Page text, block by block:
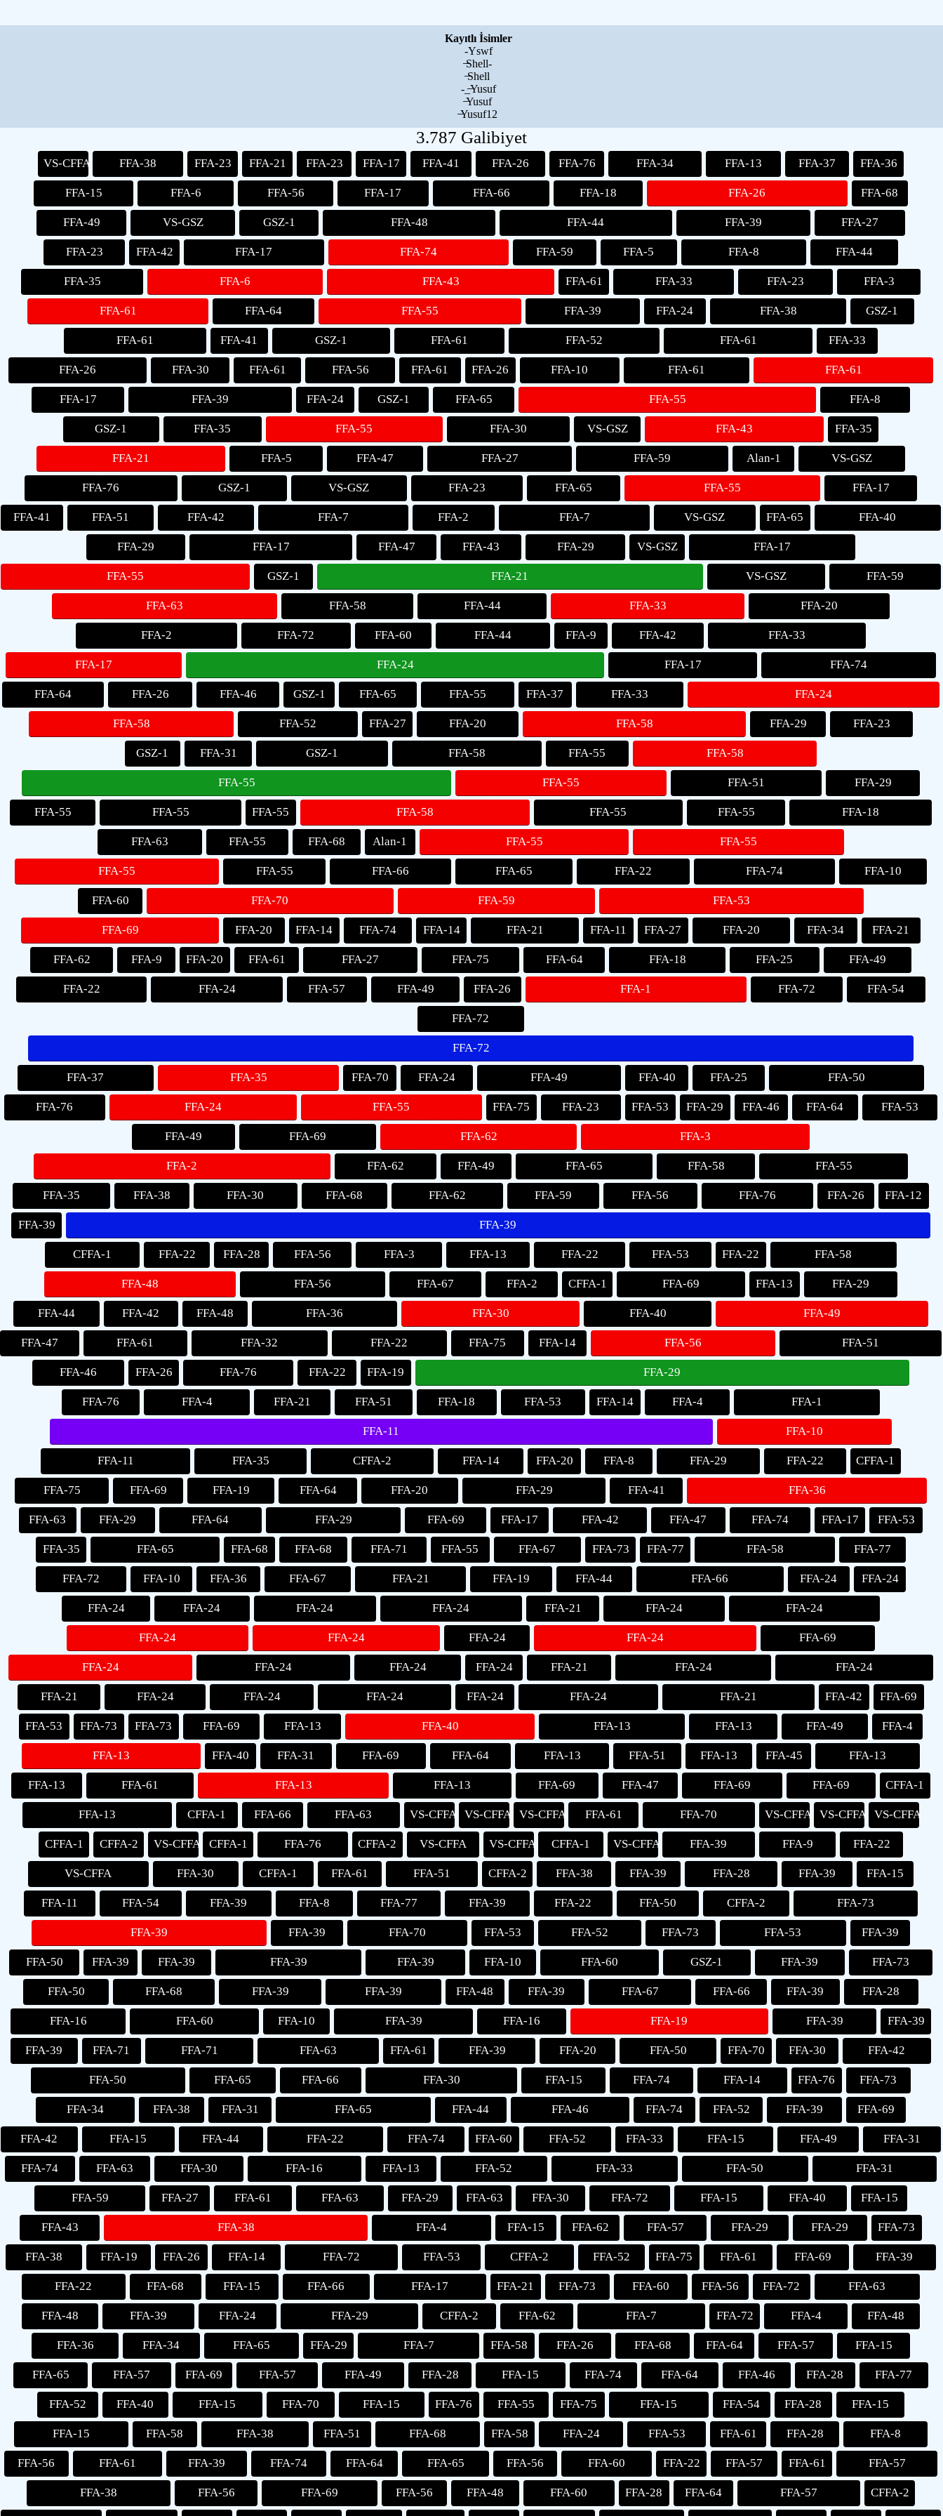
Kayıtlı İsimler
-Yswf
̶Shell-
̶Shell
-_̶Yusuf
̶Yusuf
̶Yusuf12
3.787 Galibiyet
VS-CFFA FFA-38 FFA-23 FFA-21 FFA-23 FFA-17 FFA-41 FFA-26 FFA-76 FFA-34 FFA-13 FFA-37 FFA-36
FFA-15 FFA-6 FFA-56 FFA-17 FFA-66 FFA-18 FFA-26 FFA-68
FFA-49 VS-GSZ GSZ-1 FFA-48 FFA-44 FFA-39 FFA-27
FFA-23 FFA-42 FFA-17 FFA-74 FFA-59 FFA-5 FFA-8 FFA-44
FFA-35 FFA-6 FFA-43 FFA-61 FFA-33 FFA-23 FFA-3
FFA-61 FFA-64 FFA-55 FFA-39 FFA-24 FFA-38 GSZ-1
FFA-61 FFA-41 GSZ-1 FFA-61 FFA-52 FFA-61 FFA-33
FFA-26 FFA-30 FFA-61 FFA-56 FFA-61 FFA-26 FFA-10 FFA-61 FFA-61
FFA-17 FFA-39 FFA-24 GSZ-1 FFA-65 FFA-55 FFA-8
GSZ-1 FFA-35 FFA-55 FFA-30 VS-GSZ FFA-43 FFA-35
FFA-21 FFA-5 FFA-47 FFA-27 FFA-59 Alan-1 VS-GSZ
FFA-76 GSZ-1 VS-GSZ FFA-23 FFA-65 FFA-55 FFA-17
FFA-41 FFA-51 FFA-42 FFA-7 FFA-2 FFA-7 VS-GSZ FFA-65 FFA-40
FFA-29 FFA-17 FFA-47 FFA-43 FFA-29 VS-GSZ FFA-17
FFA-55 GSZ-1 FFA-21 VS-GSZ FFA-59
FFA-63 FFA-58 FFA-44 FFA-33 FFA-20
FFA-2 FFA-72 FFA-60 FFA-44 FFA-9 FFA-42 FFA-33
FFA-17 FFA-24 FFA-17 FFA-74
FFA-64 FFA-26 FFA-46 GSZ-1 FFA-65 FFA-55 FFA-37 FFA-33 FFA-24
FFA-58 FFA-52 FFA-27 FFA-20 FFA-58 FFA-29 FFA-23
GSZ-1 FFA-31 GSZ-1 FFA-58 FFA-55 FFA-58
FFA-55 FFA-55 FFA-51 FFA-29
FFA-55 FFA-55 FFA-55 FFA-58 FFA-55 FFA-55 FFA-18
FFA-63 FFA-55 FFA-68 Alan-1 FFA-55 FFA-55
FFA-55 FFA-55 FFA-66 FFA-65 FFA-22 FFA-74 FFA-10
FFA-60 FFA-70 FFA-59 FFA-53
FFA-69 FFA-20 FFA-14 FFA-74 FFA-14 FFA-21 FFA-11 FFA-27 FFA-20 FFA-34 FFA-21
FFA-62 FFA-9 FFA-20 FFA-61 FFA-27 FFA-75 FFA-64 FFA-18 FFA-25 FFA-49
FFA-22 FFA-24 FFA-57 FFA-49 FFA-26 FFA-1 FFA-72 FFA-54
FFA-72
FFA-72
FFA-37 FFA-35 FFA-70 FFA-24 FFA-49 FFA-40 FFA-25 FFA-50
FFA-76 FFA-24 FFA-55 FFA-75 FFA-23 FFA-53 FFA-29 FFA-46 FFA-64 FFA-53
FFA-49 FFA-69 FFA-62 FFA-3
FFA-2 FFA-62 FFA-49 FFA-65 FFA-58 FFA-55
FFA-35 FFA-38 FFA-30 FFA-68 FFA-62 FFA-59 FFA-56 FFA-76 FFA-26 FFA-12
FFA-39 FFA-39
CFFA-1 FFA-22 FFA-28 FFA-56 FFA-3 FFA-13 FFA-22 FFA-53 FFA-22 FFA-58
FFA-48 FFA-56 FFA-67 FFA-2 CFFA-1 FFA-69 FFA-13 FFA-29
FFA-44 FFA-42 FFA-48 FFA-36 FFA-30 FFA-40 FFA-49
FFA-47 FFA-61 FFA-32 FFA-22 FFA-75 FFA-14 FFA-56 FFA-51
FFA-46 FFA-26 FFA-76 FFA-22 FFA-19 FFA-29
FFA-76 FFA-4 FFA-21 FFA-51 FFA-18 FFA-53 FFA-14 FFA-4 FFA-1
FFA-11 FFA-10
FFA-11 FFA-35 CFFA-2 FFA-14 FFA-20 FFA-8 FFA-29 FFA-22 CFFA-1
FFA-75 FFA-69 FFA-19 FFA-64 FFA-20 FFA-29 FFA-41 FFA-36
FFA-63 FFA-29 FFA-64 FFA-29 FFA-69 FFA-17 FFA-42 FFA-47 FFA-74 FFA-17 FFA-53
FFA-35 FFA-65 FFA-68 FFA-68 FFA-71 FFA-55 FFA-67 FFA-73 FFA-77 FFA-58 FFA-77
FFA-72 FFA-10 FFA-36 FFA-67 FFA-21 FFA-19 FFA-44 FFA-66 FFA-24 FFA-24
FFA-24 FFA-24 FFA-24 FFA-24 FFA-21 FFA-24 FFA-24
FFA-24 FFA-24 FFA-24 FFA-24 FFA-69
FFA-24 FFA-24 FFA-24 FFA-24 FFA-21 FFA-24 FFA-24
FFA-21 FFA-24 FFA-24 FFA-24 FFA-24 FFA-24 FFA-21 FFA-42 FFA-69
FFA-53 FFA-73 FFA-73 FFA-69 FFA-13 FFA-40 FFA-13 FFA-13 FFA-49 FFA-4
FFA-13 FFA-40 FFA-31 FFA-69 FFA-64 FFA-13 FFA-51 FFA-13 FFA-45 FFA-13
FFA-13 FFA-61 FFA-13 FFA-13 FFA-69 FFA-47 FFA-69 FFA-69 CFFA-1
FFA-13 CFFA-1 FFA-66 FFA-63 VS-CFFA VS-CFFA VS-CFFA FFA-61 FFA-70 VS-CFFA VS-CFFA VS-CFFA
CFFA-1 CFFA-2 VS-CFFA CFFA-1 FFA-76 CFFA-2 VS-CFFA VS-CFFA CFFA-1 VS-CFFA FFA-39 FFA-9 FFA-22
VS-CFFA FFA-30 CFFA-1 FFA-61 FFA-51 CFFA-2 FFA-38 FFA-39 FFA-28 FFA-39 FFA-15
FFA-11 FFA-54 FFA-39 FFA-8 FFA-77 FFA-39 FFA-22 FFA-50 CFFA-2 FFA-73
FFA-39 FFA-39 FFA-70 FFA-53 FFA-52 FFA-73 FFA-53 FFA-39
FFA-50 FFA-39 FFA-39 FFA-39 FFA-39 FFA-10 FFA-60 GSZ-1 FFA-39 FFA-73
FFA-50 FFA-68 FFA-39 FFA-39 FFA-48 FFA-39 FFA-67 FFA-66 FFA-39 FFA-28
FFA-16 FFA-60 FFA-10 FFA-39 FFA-16 FFA-19 FFA-39 FFA-39
FFA-39 FFA-71 FFA-71 FFA-63 FFA-61 FFA-39 FFA-20 FFA-50 FFA-70 FFA-30 FFA-42
FFA-50 FFA-65 FFA-66 FFA-30 FFA-15 FFA-74 FFA-14 FFA-76 FFA-73
FFA-34 FFA-38 FFA-31 FFA-65 FFA-44 FFA-46 FFA-74 FFA-52 FFA-39 FFA-69
FFA-42 FFA-15 FFA-44 FFA-22 FFA-74 FFA-60 FFA-52 FFA-33 FFA-15 FFA-49 FFA-31
FFA-74 FFA-63 FFA-30 FFA-16 FFA-13 FFA-52 FFA-33 FFA-50 FFA-31
FFA-59 FFA-27 FFA-61 FFA-63 FFA-29 FFA-63 FFA-30 FFA-72 FFA-15 FFA-40 FFA-15
FFA-43 FFA-38 FFA-4 FFA-15 FFA-62 FFA-57 FFA-29 FFA-29 FFA-73
FFA-38 FFA-19 FFA-26 FFA-14 FFA-72 FFA-53 CFFA-2 FFA-52 FFA-75 FFA-61 FFA-69 FFA-39
FFA-22 FFA-68 FFA-15 FFA-66 FFA-17 FFA-21 FFA-73 FFA-60 FFA-56 FFA-72 FFA-63
FFA-48 FFA-39 FFA-24 FFA-29 CFFA-2 FFA-62 FFA-7 FFA-72 FFA-4 FFA-48
FFA-36 FFA-34 FFA-65 FFA-29 FFA-7 FFA-58 FFA-26 FFA-68 FFA-64 FFA-57 FFA-15
FFA-65 FFA-57 FFA-69 FFA-57 FFA-49 FFA-28 FFA-15 FFA-74 FFA-64 FFA-46 FFA-28 FFA-77
FFA-52 FFA-40 FFA-15 FFA-70 FFA-15 FFA-76 FFA-55 FFA-75 FFA-15 FFA-54 FFA-28 FFA-15
FFA-15 FFA-58 FFA-38 FFA-51 FFA-68 FFA-58 FFA-24 FFA-53 FFA-61 FFA-28 FFA-8
FFA-56 FFA-61 FFA-39 FFA-74 FFA-64 FFA-65 FFA-56 FFA-60 FFA-22 FFA-57 FFA-61 FFA-57
FFA-38 FFA-56 FFA-69 FFA-56 FFA-48 FFA-60 FFA-28 FFA-64 FFA-57 CFFA-2